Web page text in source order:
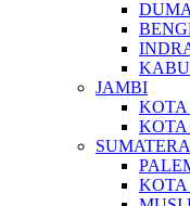
JAMBI
KOTA
KOTA